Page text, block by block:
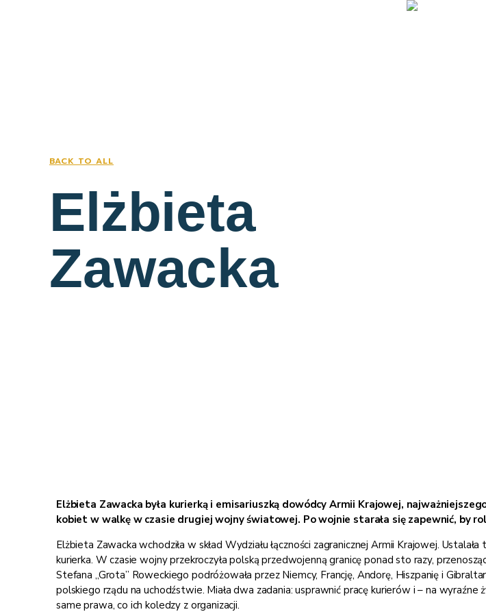
BACK TO ALL
Elżbieta
Zawacka
Elżbieta Zawacka była kurierką i emisariuszką dowódcy Armii Krajowej,
kobiet w walkę w czasie drugiej wojny światowej. Po wojnie starała się zapewnić, by
Elżbieta Zawacka wchodziła w skład Wydziału łączności zagranicznej Armii Krajowej.
kurierka. W czasie wojny przekroczyła polską przedwojenną granicę ponad sto razy,
Stefana „Grota” Roweckiego podróżowała przez Niemcy, Francję, Andorę, Hiszpanię i
polskiego rządu na uchodźstwie. Miała dwa zadania: usprawnić pracę kurierów i – na
same prawa, co ich koledzy z organizacji.